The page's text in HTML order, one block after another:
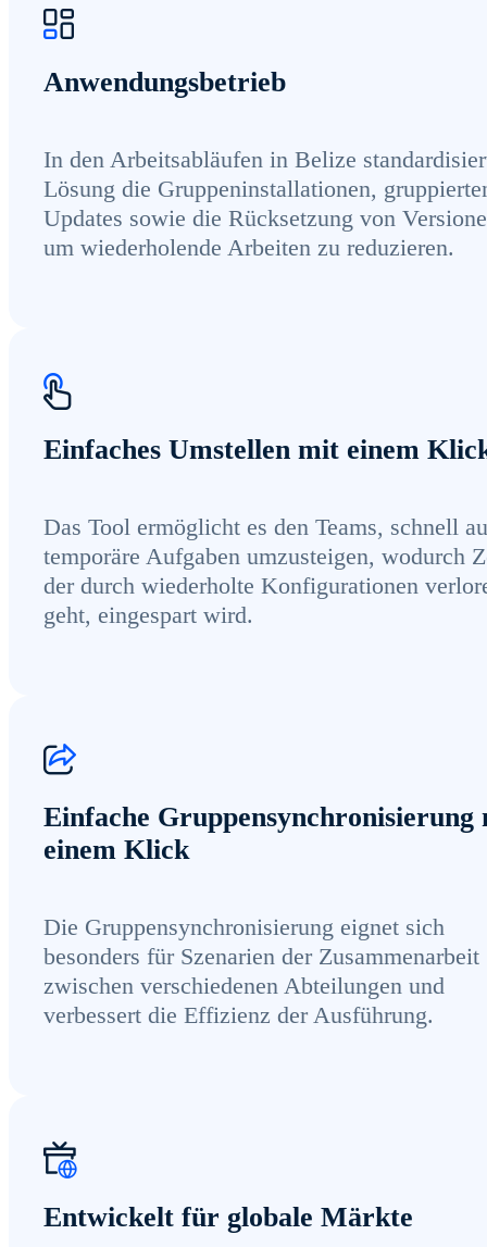
Anwendungsbetrieb
In den Arbeitsabläufen in Belize
Lösung die Gruppeninstallationen,
Updates sowie die Rücksetzung von
um wiederholende Arbeiten zu reduzieren.
Einfaches Umstellen mit einem
Das Tool ermöglicht es den Teams, schnell
temporäre Aufgaben umzusteigen, wodurch
der durch wiederholte Konfigurationen
geht, eingespart wird.
Einfache Gruppensynchronisierung
einem Klick
Die Gruppensynchronisierung eignet sich
besonders für Szenarien der Zusammenarbeit
zwischen verschiedenen Abteilungen und
verbessert die Effizienz der Ausführung.
Entwickelt für globale Märkte